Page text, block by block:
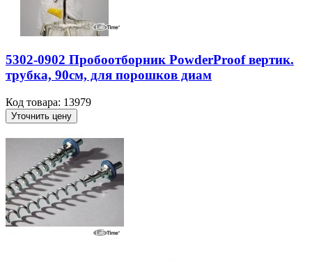
5302-0902 Пробоотборник PowderProof вертик.
трубка, 90см, для порошков диам
Код товара: 13979
Уточнить цену